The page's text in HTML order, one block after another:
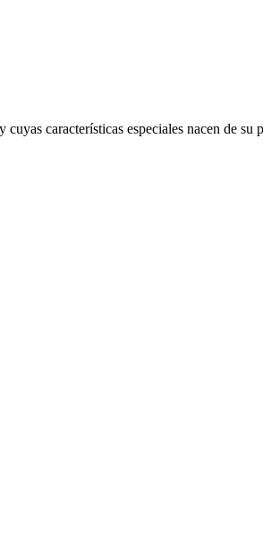
características especiales nacen de su